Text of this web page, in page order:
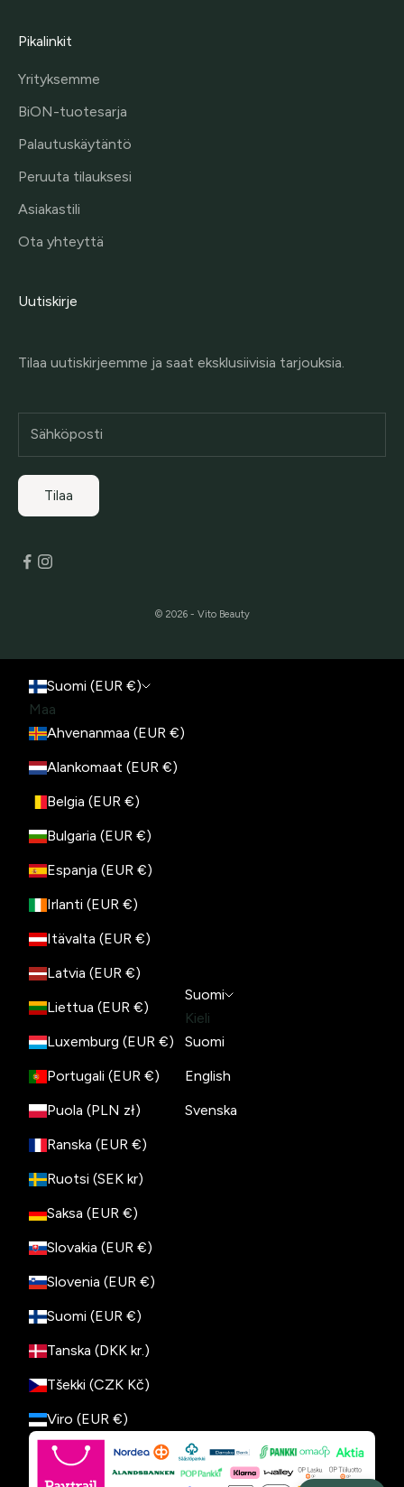
Pikalinkit
Yrityksemme
BiON-tuotesarja
Palautuskäytäntö
Peruuta tilauksesi
Asiakastili
Ota yhteyttä
Uutiskirje
Tilaa uutiskirjeemme ja saat eksklusiivisia tarjouksia.
Tilaa
© 2026 - Vito Beauty
Suomi (EUR €)
Maa
Ahvenanmaa (EUR €)
Alankomaat (EUR €)
Belgia (EUR €)
Bulgaria (EUR €)
Espanja (EUR €)
Irlanti (EUR €)
Itävalta (EUR €)
Latvia (EUR €)
Liettua (EUR €)
Luxemburg (EUR €)
Portugali (EUR €)
Puola (PLN zł)
Ranska (EUR €)
Ruotsi (SEK kr)
Saksa (EUR €)
Slovakia (EUR €)
Slovenia (EUR €)
Suomi (EUR €)
Tanska (DKK kr.)
Tšekki (CZK Kč)
Viro (EUR €)
Suomi
Kieli
Suomi
English
Svenska